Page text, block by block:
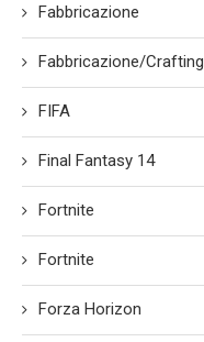
Fabbricazione
Fabbricazione/Crafting
FIFA
Final Fantasy 14
Fortnite
Fortnite
Forza Horizon